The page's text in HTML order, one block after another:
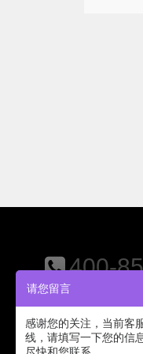
400-
地址：山东省济南
请您留言
感谢您的关注，当前客
线，请填写一下您的信